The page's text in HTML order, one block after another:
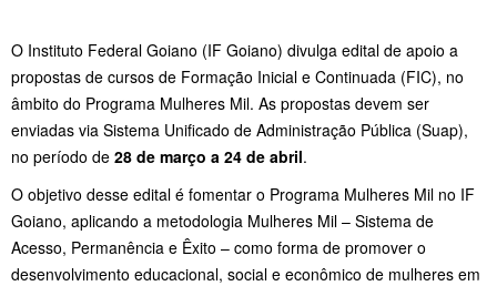
O Instituto Federal Goiano (IF Goiano) divulga edital de apoio a
propostas de cursos de Formação Inicial e Continuada (FIC), no
âmbito do Programa Mulheres Mil. As propostas devem ser
enviadas via Sistema Unificado de Administração Pública (Suap),
no período de 28 de março a 24 de abril.
O objetivo desse edital é fomentar o Programa Mulheres Mil no IF
Goiano, aplicando a metodologia Mulheres Mil – Sistema de
Acesso, Permanência e Êxito – como forma de promover o
desenvolvimento educacional, social e econômico de mulheres em